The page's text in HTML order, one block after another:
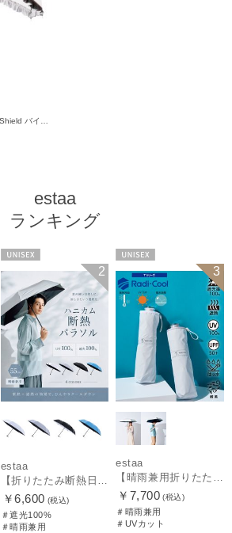
estaa
ランキング
2
estaa
【折りたたみ断熱日傘】エスタ (estaa) ハニカム断熱パラソル 55㎝ 折りたたみ傘 晴雨兼用 遮光100 UV100
￥6,600 (税込)
＃遮光100%
＃晴雨兼用
3
estaa
【晴雨兼用折りたたみ日傘】エスタ(estaa)REIKYAKUパラソル 54㎝ 世界初の放射冷却素材ラディクール 遮光100 UV100 耐風
￥7,700 (税込)
＃晴雨兼用
＃UVカット